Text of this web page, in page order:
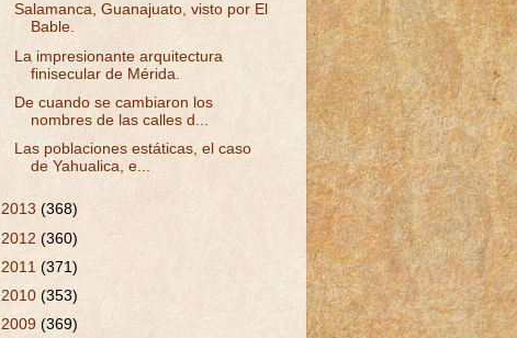
Salamanca, Guanajuato, visto por El
Bable.
La impresionante arquitectura
finisecular de Mérida.
De cuando se cambiaron los
nombres de las calles d...
Las poblaciones estáticas, el caso
de Yahualica, e...
2013 (368)
2012 (360)
2011 (371)
2010 (353)
2009 (369)